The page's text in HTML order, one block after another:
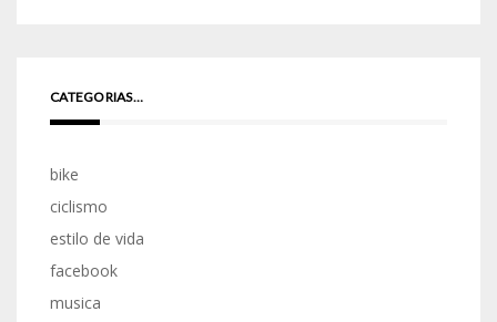
CATEGORIAS…
bike
ciclismo
estilo de vida
facebook
musica